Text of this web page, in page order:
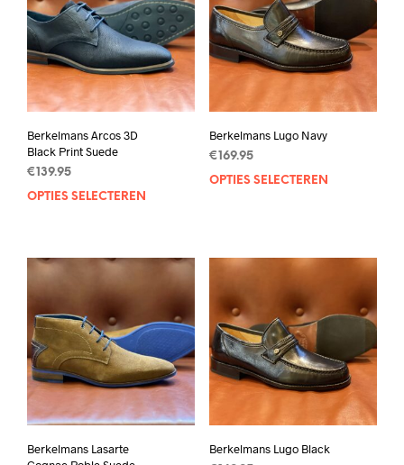
Berkelmans Arcos 3D
Black Print Suede
€ 139.95
OPTIES SELECTEREN
meerdere
optie
kan
gekozen
worden
op
productpagina
Berkelmans Lugo Navy
€ 169.95
OPTIES SELECTEREN
kan
Berkelmans Lasarte
Berkelmans Lugo Black